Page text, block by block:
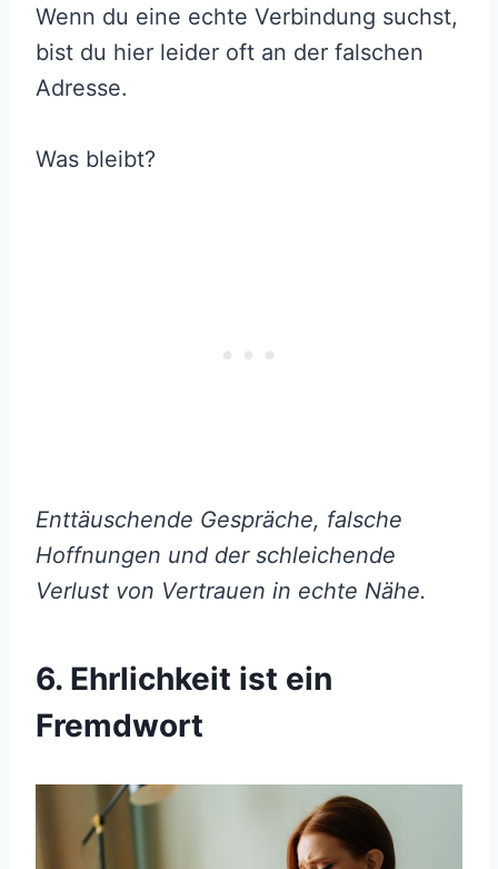
Wenn du eine echte Verbindung suchst,
bist du hier leider oft an der falschen
Adresse.
Was bleibt?
Enttäuschende Gespräche, falsche
Hoffnungen und der schleichende
Verlust von Vertrauen in echte Nähe.
6. Ehrlichkeit ist ein
Fremdwort